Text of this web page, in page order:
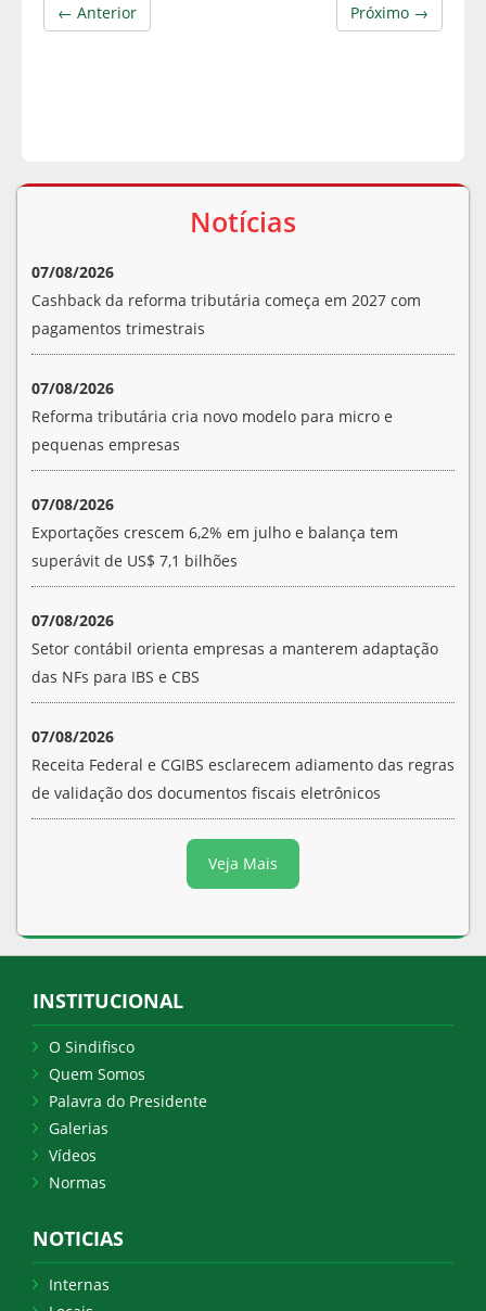
Próximo →
← Anterior
Notícias
07/08/2026
Cashback da reforma tributária começa em 2027 com
pagamentos trimestrais
07/08/2026
Reforma tributária cria novo modelo para micro e
pequenas empresas
07/08/2026
Exportações crescem 6,2% em julho e balança tem
superávit de US$ 7,1 bilhões
07/08/2026
Setor contábil orienta empresas a manterem adaptação
das NFs para IBS e CBS
07/08/2026
Receita Federal e CGIBS esclarecem adiamento das regras
de validação dos documentos fiscais eletrônicos
Veja Mais
INSTITUCIONAL
O Sindifisco
Quem Somos
Palavra do Presidente
Galerias
Vídeos
Normas
NOTICIAS
Internas